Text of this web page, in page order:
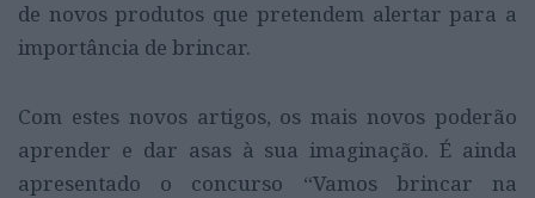
de novos produtos que pretendem alertar para a
importância de brincar.
Com estes novos artigos, os mais novos poderão
aprender e dar asas à sua imaginação. É ainda
apresentado o concurso “Vamos brincar na